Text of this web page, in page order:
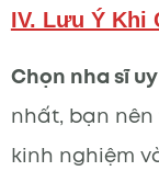
IV. Lưu Ý Khi
Chọn nha sĩ
nhất, bạn
kinh nghiệm